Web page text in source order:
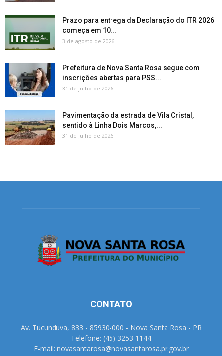
Prazo para entrega da Declaração do ITR 2026
começa em 10...
3 de agosto de 2026
Prefeitura de Nova Santa Rosa segue com
inscrições abertas para PSS...
31 de julho de 2026
Pavimentação da estrada de Vila Cristal,
sentido à Linha Dois Marcos,...
31 de julho de 2026
CONTATO
Av. Tucunduva, 833 - 85930-000 - Nova Santa Rosa - PR
Telefone: (45) 3253 1144
E-mail: novasantarosa@novasantarosa.pr.gov.br